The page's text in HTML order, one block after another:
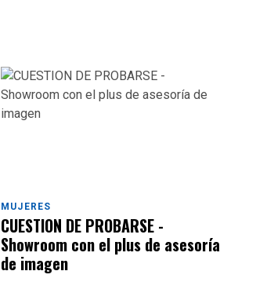
MUJERES
CUESTION DE PROBARSE -
Showroom con el plus de asesoría
de imagen